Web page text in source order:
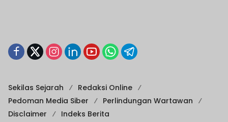
Sekilas Sejarah
Redaksi Online
Pedoman Media Siber
Perlindungan Wartawan
Disclaimer
Indeks Berita